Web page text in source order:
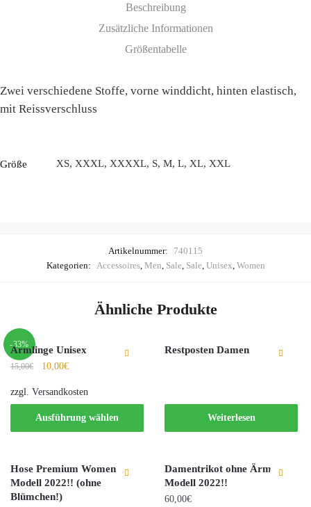
Beschreibung
Zusätzliche Informationen
Größentabelle
Zwei verschiedene Stoffe, vorne winddicht, hinten elastisch,
mit Reissverschluss
Größe XS, XXXL, XXXXL, S, M, L, XL, XXL
Artikelnummer:
740115
Kategorien: Accessoires, Men, Sale, Sale, Unisex, Women
Ähnliche Produkte
-33%
Armlinge Unisex
15,00€ 10,00€
zzgl. Versandkosten
Ausführung wählen
Restposten Damen
Weiterlesen
Hose Premium Women
Modell 2022!! (ohne
Blümchen!)
Damentrikot ohne Ärmel –
Modell 2022!!
60,00€